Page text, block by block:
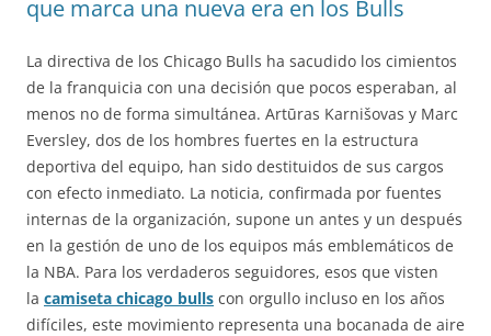
que marca una nueva era en los Bulls
La directiva de los Chicago Bulls ha sacudido los cimientos
de la franquicia con una decisión que pocos esperaban, al
menos no de forma simultánea. Artūras Karnišovas y Marc
Eversley, dos de los hombres fuertes en la estructura
deportiva del equipo, han sido destituidos de sus cargos
con efecto inmediato. La noticia, confirmada por fuentes
internas de la organización, supone un antes y un después
en la gestión de uno de los equipos más emblemáticos de
la NBA. Para los verdaderos seguidores, esos que visten
la camiseta chicago bulls con orgullo incluso en los años
difíciles, este movimiento representa una bocanada de aire